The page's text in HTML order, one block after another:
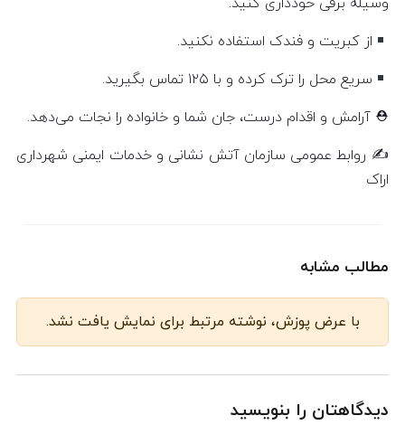
از کبریت و فندک استفاده نکنید.
سریع محل را ترک کرده و با ۱۲۵ تماس بگیرید.
⛑ آرامش و اقدام درست، جان شما و خانواده را نجات می‌دهد.
✍️ روابط عمومی سازمان آتش نشانی و خدمات ایمنی شهرداری
اراک
مطالب مشابه
با عرض پوزش، نوشته مرتبط برای نمایش یافت نشد.
دیدگاهتان را بنویسید